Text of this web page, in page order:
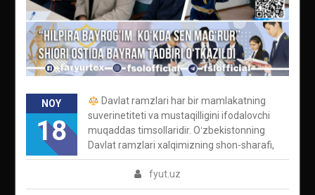
NOY
18
fyut.uz
Davlat ramzlari har bir mamlakatning
suverinetiteti va mustaqilligini ifodalovchi
muqaddas timsollaridir. Oʻzbekistonning
Davlat ramzlari xalqimizning shon-sharafi,